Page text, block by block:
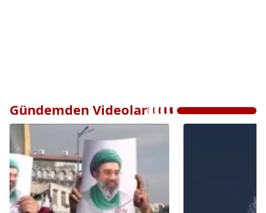
Gündemden Videolar